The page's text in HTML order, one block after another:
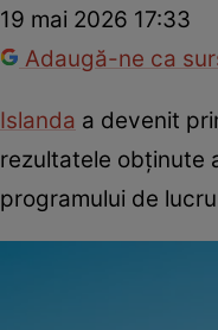
19 mai 2026 17:33
Adaugă-ne ca
Islanda a devenit
rezultatele obținute
programului de